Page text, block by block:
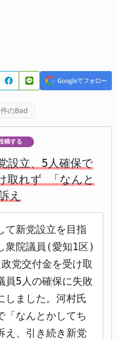
件のBad
稿する
設立、5人確保で
取れず 「なんと
え
て新党設立を目指
衆院議員(愛知1区)
党交付金を受け取
員5人の確保に失敗
しました。河村氏
「なんとかしてち
え、引き続き新党